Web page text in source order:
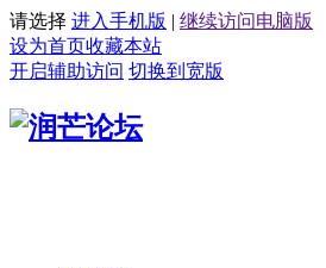
请选择 进入手机版 | 继续访问电脑版
设为首页收藏本站
开启辅助访问 切换到宽版